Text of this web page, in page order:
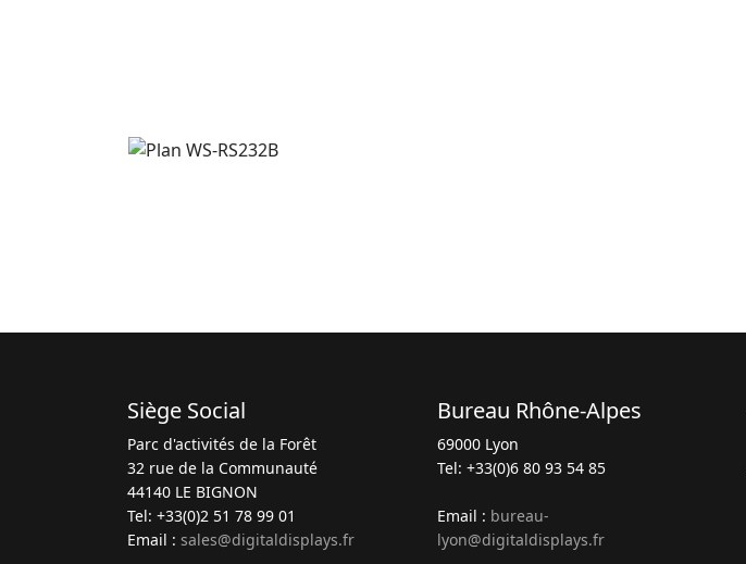
Siège Social
Parc d'activités de la Forêt
32 rue de la Communauté
44140 LE BIGNON
Tel: +33(0)2 51 78 99 01
Email : sales@digitaldisplays.fr
Bureau Rhône-Alpes
69000 Lyon
Tel: +33(0)6 80 93 54 85
Email : bureau-
lyon@digitaldisplays.fr